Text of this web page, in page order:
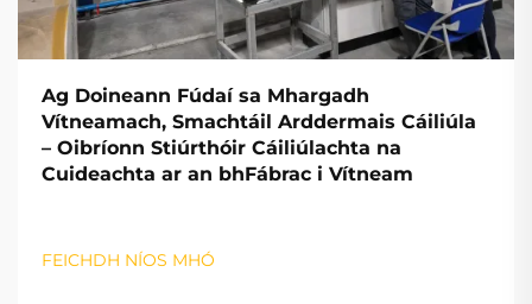
Ag Doineann Fúdaí sa Mhargadh
Vítneamach, Smachtáil Arddermais Cáiliúla
– Oibríonn Stiúrthóir Cáiliúlachta na
Cuideachta ar an bhFábrac i Vítneam
FEICHDH NÍOS MHÓ